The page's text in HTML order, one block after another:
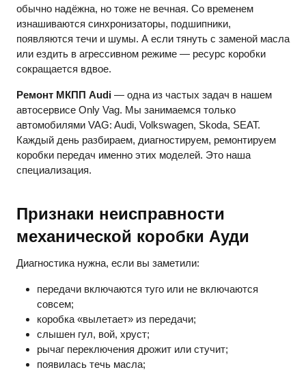
обычно надёжна, но тоже не вечная. Со временем
изнашиваются синхронизаторы, подшипники,
появляются течи и шумы. А если тянуть с заменой масла
или ездить в агрессивном режиме — ресурс коробки
сокращается вдвое.
Ремонт МКПП Audi — одна из частых задач в нашем
автосервисе Only Vag. Мы занимаемся только
автомобилями VAG: Audi, Volkswagen, Skoda, SEAT.
Каждый день разбираем, диагностируем, ремонтируем
коробки передач именно этих моделей. Это наша
специализация.
Признаки неисправности
механической коробки Ауди
Диагностика нужна, если вы заметили:
передачи включаются туго или не включаются
совсем;
коробка «вылетает» из передачи;
слышен гул, вой, хруст;
рычаг переключения дрожит или стучит;
появилась течь масла;